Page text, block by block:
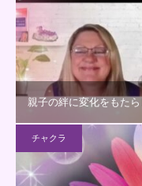
親子の絆に変化をもた
チャクラ